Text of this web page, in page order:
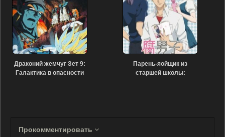
Драконий жемчуг Зет 9:
Галактика в опасности
Парень-яойщик из
старшей школы:
Прокомментировать